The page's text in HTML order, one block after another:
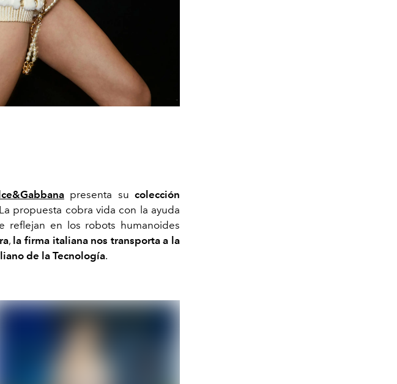
presenta su colección
propuesta cobra vida con la ayuda
reflejan en los robots humanoides
, la firma italiana nos transporta a la
de la Tecnología.